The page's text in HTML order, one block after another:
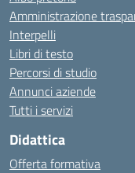
Amministrazione
Interpelli
Libri di testo
Percorsi di studio
Annunci aziende
Tutti i servizi
Didattica
Offerta formativa